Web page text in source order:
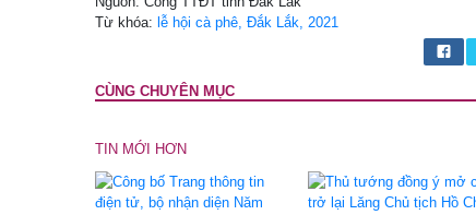
Từ khóa: lễ hội cà phê, Đắk Lắk, 2021
CÙNG CHUYÊN MỤC
TIN MỚI HƠN